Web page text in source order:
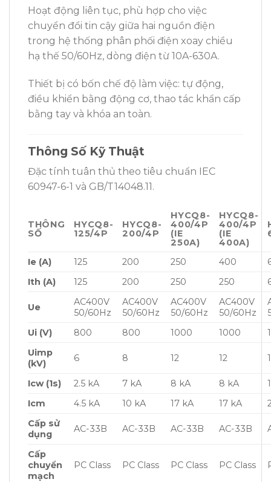
Hoạt động liên tục, phù hợp cho việc
chuyển đổi tin cậy giữa hai nguồn điện
trong hệ thống phân phối điện xoay chiều
hạ thế 50/60Hz, dòng điện từ 10A-630A.
Thiết bị có bốn chế độ làm việc: tự động,
điều khiển bằng động cơ, thao tác khẩn cấp
bằng tay và khóa an toàn.
Thông Số Kỹ Thuật
Đặc tính tuân thủ theo tiêu chuẩn IEC
60947-6-1 và GB/T14048.11.
THÔNG
SỐ
HYCQ8-
125/4P
HYCQ8-
200/4P
HYCQ8-
400/4P
(IE
250A)
HYCQ8-
400/4P
(IE
400A)
Ie (A) 125 200 250 400
Ith (A)
125 200 250 250
Ue
AC400V
50/60Hz
AC400V
50/60Hz
AC400V
50/60Hz
AC400V
50/60Hz
Ui (V)
800 800 1000 1000
Uimp
(kV)
6 8 12 12
Icw (1s) 2.5 kA 7 kA 8 kA 8 kA
Icm
4.5 kA 10 kA 17 kA 17 kA
Cấp sử
dụng
AC-33B AC-33B AC-33B AC-33B
Cấp
chuyển
mạch
PC Class PC Class PC Class PC Class